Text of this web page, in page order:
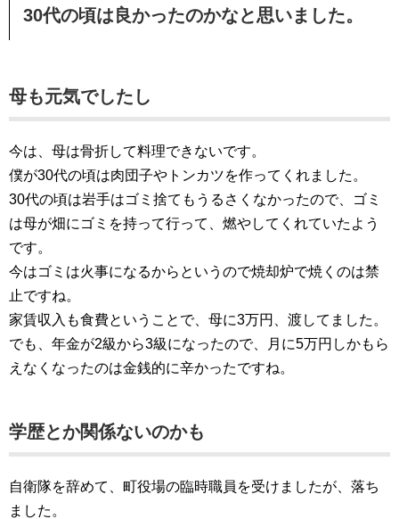
30代の頃は良かったのかなと思いました。
母も元気でしたし
今は、母は骨折して料理できないです。
僕が30代の頃は肉団子やトンカツを作ってくれました。
30代の頃は岩手はゴミ捨てもうるさくなかったので、ゴミ
は母が畑にゴミを持って行って、燃やしてくれていたよう
です。
今はゴミは火事になるからというので焼却炉で焼くのは禁
止ですね。
家賃収入も食費ということで、母に3万円、渡してました。
でも、年金が2級から3級になったので、月に5万円しかもら
えなくなったのは金銭的に辛かったですね。
学歴とか関係ないのかも
自衛隊を辞めて、町役場の臨時職員を受けましたが、落ち
ました。